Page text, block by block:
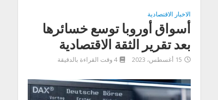
الاخبار الاقتصادية
أسواق أوروبا توسع خسائرها
بعد تقرير الثقة الاقتصادية
15 أغسطس، 2023 4 وقت القراءة بالدقيقة